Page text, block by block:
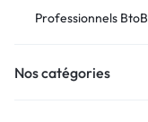
Professionnels BtoB
Nos catégories